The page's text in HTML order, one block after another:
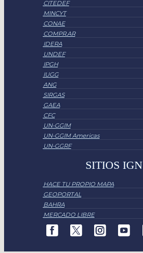
CITEDEF
MINCYT
CONAE
COMPR.AR
IDERA
UNDEF
IPGH
IUGG
ANG
SIRGAS
GAEA
CFC
UN-GGIM
UN-GGIM Americas
UN-GGRF
SITIOS IGN
HACE TU PROPIO MAPA
GEOPORTAL
BAHRA
MERCADO LIBRE